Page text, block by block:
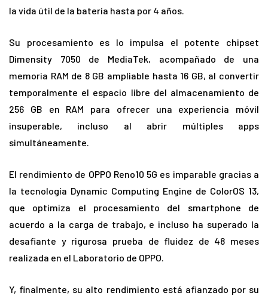
la vida útil de la batería hasta por 4 años.
Su procesamiento es lo impulsa el potente chipset
Dimensity 7050 de MediaTek, acompañado de una
memoria RAM de 8 GB ampliable hasta 16 GB, al convertir
temporalmente el espacio libre del almacenamiento de
256 GB en RAM para ofrecer una experiencia móvil
insuperable, incluso al abrir múltiples apps
simultáneamente.
El rendimiento de OPPO Reno10 5G es imparable gracias a
la tecnología Dynamic Computing Engine de ColorOS 13,
que optimiza el procesamiento del smartphone de
acuerdo a la carga de trabajo, e incluso ha superado la
desafiante y rigurosa prueba de fluidez de 48 meses
realizada en el Laboratorio de OPPO.
Y, finalmente, su alto rendimiento está afianzado por su